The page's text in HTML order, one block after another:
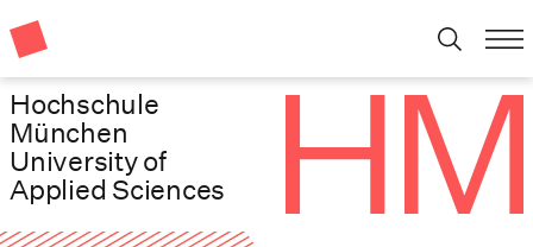
Hochschule
München
University of
Applied Sciences